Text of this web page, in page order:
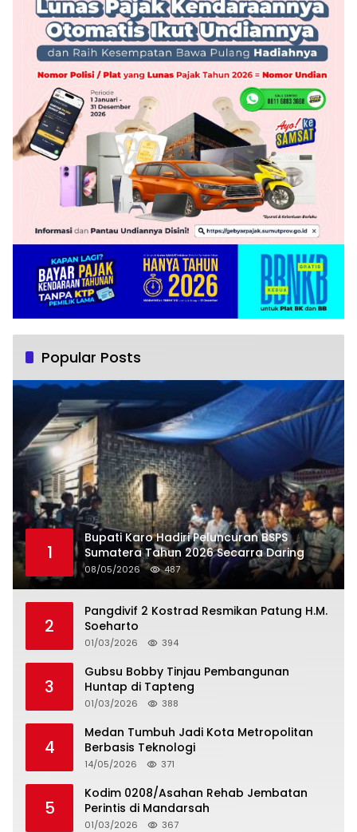
Popular Posts
1
Bupati Karo Hadiri Peluncuran BSPS
Sumatera Tahun 2026 Secarra Daring
08/05/2026 487
2
Pangdivif 2 Kostrad Resmikan Patung H.M.
Soeharto
01/03/2026 394
3
Gubsu Bobby Tinjau Pembangunan
Huntap di Tapteng
01/03/2026 388
4
Medan Tumbuh Jadi Kota Metropolitan
Berbasis Teknologi
14/05/2026 371
5
Kodim 0208/Asahan Rehab Jembatan
Perintis di Mandarsah
01/03/2026 367